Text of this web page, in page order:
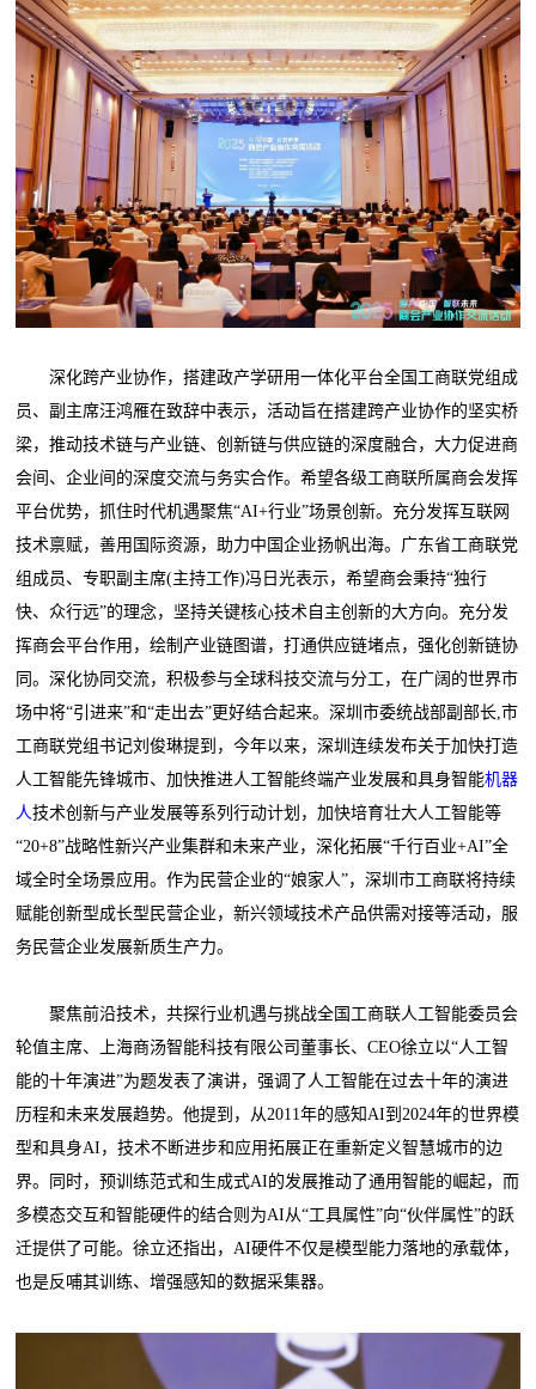
深化跨产业协作，搭建政产学研用一体化平台全国工商联党组成
员、副主席汪鸿雁在致辞中表示，活动旨在搭建跨产业协作的坚实桥
梁，推动技术链与产业链、创新链与供应链的深度融合，大力促进商
会间、企业间的深度交流与务实合作。希望各级工商联所属商会发挥
平台优势，抓住时代机遇聚焦“AI+行业”场景创新。充分发挥互联网
技术禀赋，善用国际资源，助力中国企业扬帆出海。广东省工商联党
组成员、专职副主席(主持工作)冯日光表示，希望商会秉持“独行
快、众行远”的理念，坚持关键核心技术自主创新的大方向。充分发
挥商会平台作用，绘制产业链图谱，打通供应链堵点，强化创新链协
同。深化协同交流，积极参与全球科技交流与分工，在广阔的世界市
场中将“引进来”和“走出去”更好结合起来。深圳市委统战部副部长,市
工商联党组书记刘俊琳提到，今年以来，深圳连续发布关于加快打造
人工智能先锋城市、加快推进人工智能终端产业发展和具身智能机器
人技术创新与产业发展等系列行动计划，加快培育壮大人工智能等
“20+8”战略性新兴产业集群和未来产业，深化拓展“千行百业+AI”全
域全时全场景应用。作为民营企业的“娘家人”，深圳市工商联将持续
赋能创新型成长型民营企业，新兴领域技术产品供需对接等活动，服
务民营企业发展新质生产力。
聚焦前沿技术，共探行业机遇与挑战全国工商联人工智能委员会
轮值主席、上海商汤智能科技有限公司董事长、CEO徐立以“人工智
能的十年演进”为题发表了演讲，强调了人工智能在过去十年的演进
历程和未来发展趋势。他提到，从2011年的感知AI到2024年的世界模
型和具身AI，技术不断进步和应用拓展正在重新定义智慧城市的边
界。同时，预训练范式和生成式AI的发展推动了通用智能的崛起，而
多模态交互和智能硬件的结合则为AI从“工具属性”向“伙伴属性”的跃
迁提供了可能。徐立还指出，AI硬件不仅是模型能力落地的承载体，
也是反哺其训练、增强感知的数据采集器。